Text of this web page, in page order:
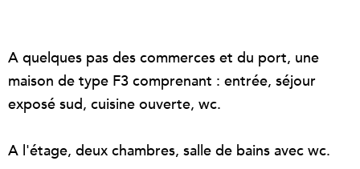
A quelques pas des commerces et du port, une
maison de type F3 comprenant : entrée, séjour
exposé sud, cuisine ouverte, wc.
A l'étage, deux chambres, salle de bains avec wc.